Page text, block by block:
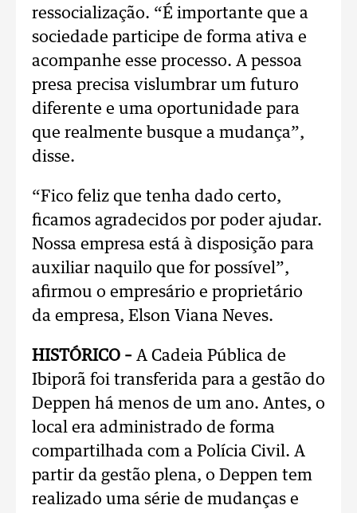
ressocialização. “É importante que a
sociedade participe de forma ativa e
acompanhe esse processo. A pessoa
presa precisa vislumbrar um futuro
diferente e uma oportunidade para
que realmente busque a mudança”,
disse.
“Fico feliz que tenha dado certo,
ficamos agradecidos por poder ajudar.
Nossa empresa está à disposição para
auxiliar naquilo que for possível”,
afirmou o empresário e proprietário
da empresa, Elson Viana Neves.
HISTÓRICO – A Cadeia Pública de
Ibiporã foi transferida para a gestão do
Deppen há menos de um ano. Antes, o
local era administrado de forma
compartilhada com a Polícia Civil. A
partir da gestão plena, o Deppen tem
realizado uma série de mudanças e